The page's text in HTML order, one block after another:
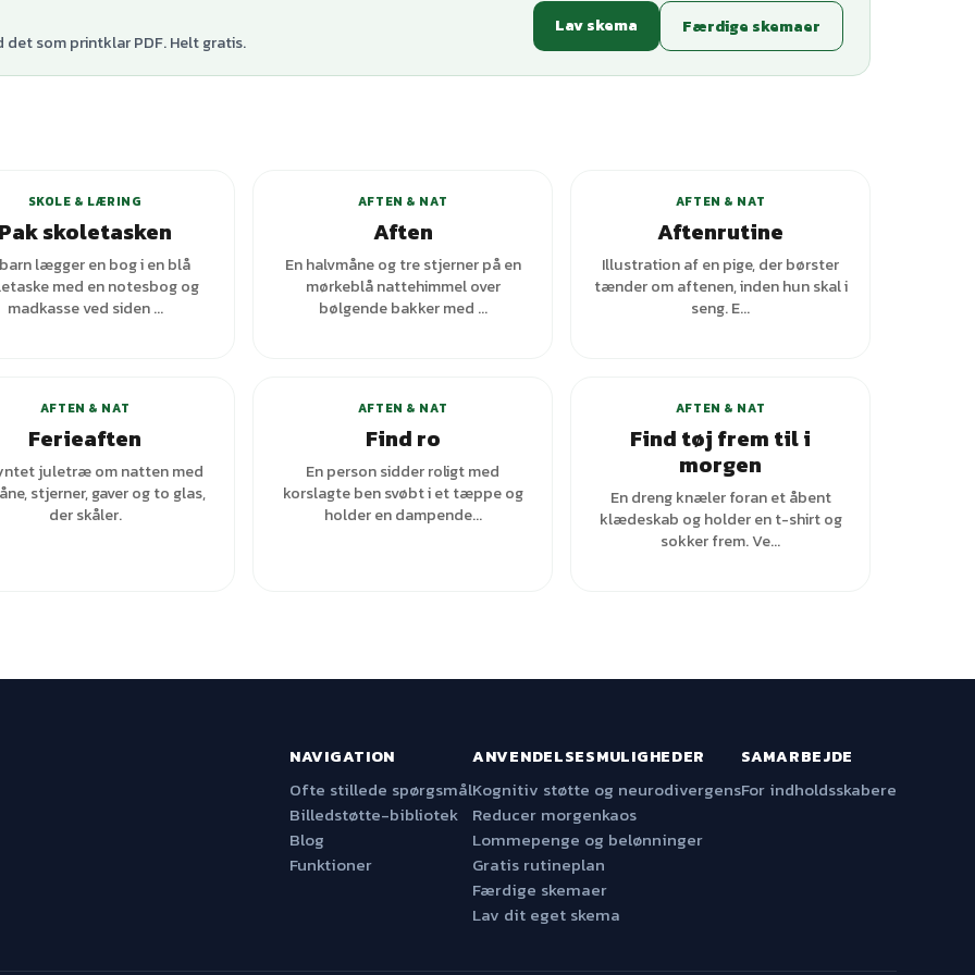
som printklar PDF. Helt gratis.
Lav skema Færdige skemaer
SKOLE & LÆRING
skoletasken
lægger en bog i en blå
med en notesbog og
madkasse ved siden ...
AFTEN & NAT
Aften
En halvmåne og tre stjerner på en
mørkeblå nattehimmel over
bølgende bakker med ...
AFTEN & NAT
Aftenrutine
Illustration af en pige, der børster
tænder om aftenen, inden hun skal i
seng. E...
AFTEN & NAT
Ferieaften
juletræ om natten med
stjerner, gaver og to glas,
der skåler.
AFTEN & NAT
Find ro
En person sidder roligt med
korslagte ben svøbt i et tæppe og
holder en dampende...
AFTEN & NAT
Find tøj frem til i
morgen
En dreng knæler foran et åbent
klædeskab og holder en t-shirt og
sokker frem. Ve...
NAVIGATION
Ofte stillede spørgsmål
Billedstøtte-bibliotek
Blog
Funktioner
ANVENDELSESMULIGHEDER
Kognitiv støtte og neurodivergens
Reducer morgenkaos
Lommepenge og belønninger
Gratis rutineplan
Færdige skemaer
Lav dit eget skema
SAMARBEJDE
For indholdsskabere